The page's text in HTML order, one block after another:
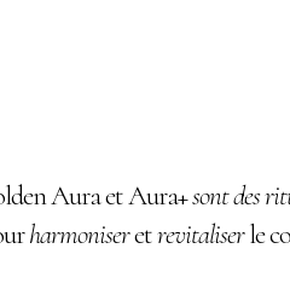
Aura et Aura+sont des
harmoniseretrevitaliserle